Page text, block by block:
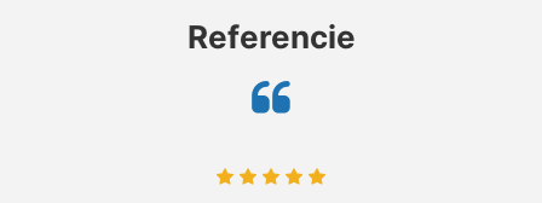
Referencie